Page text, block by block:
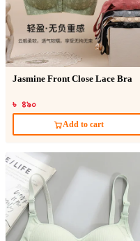
Jasmine Front Close Lace Bra
৳ ৪৯০
Add to cart